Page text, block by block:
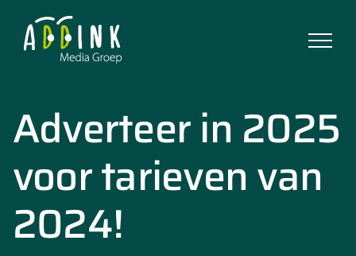
naar
Adverteer in 2025
voor tarieven van
2024!